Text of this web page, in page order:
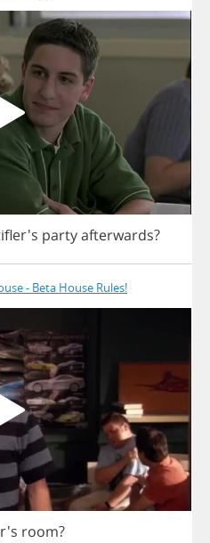
partyafterwards?
- Beta House Rules!
room?